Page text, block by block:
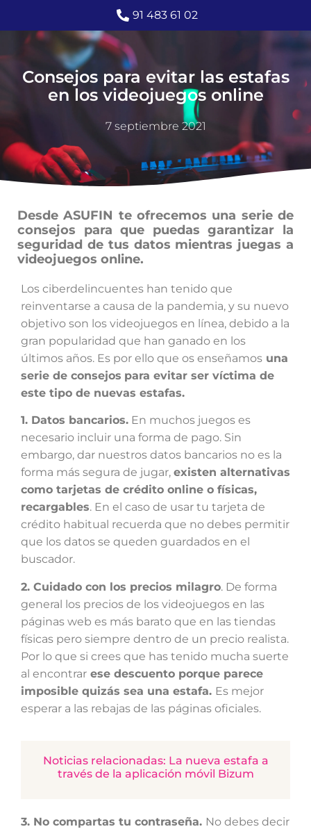
91 483 61 02
Consejos para evitar las estafas
en los videojuegos online
7 septiembre 2021
Desde ASUFIN te ofrecemos una serie de
consejos para que puedas garantizar la
seguridad de tus datos mientras juegas a
videojuegos online.
Los ciberdelincuentes han tenido que
reinventarse a causa de la pandemia, y su nuevo
objetivo son los videojuegos en línea, debido a la
gran popularidad que han ganado en los
últimos años. Es por ello que os enseñamos una
serie de consejos para evitar ser víctima de
este tipo de nuevas estafas.
1. Datos bancarios. En muchos juegos es
necesario incluir una forma de pago. Sin
embargo, dar nuestros datos bancarios no es la
forma más segura de jugar, existen alternativas
como tarjetas de crédito online o físicas,
recargables. En el caso de usar tu tarjeta de
crédito habitual recuerda que no debes permitir
que los datos se queden guardados en el
buscador.
2. Cuidado con los precios milagro. De forma
general los precios de los videojuegos en las
páginas web es más barato que en las tiendas
físicas pero siempre dentro de un precio realista.
Por lo que si crees que has tenido mucha suerte
al encontrar ese descuento porque parece
imposible quizás sea una estafa. Es mejor
esperar a las rebajas de las páginas oficiales.
Noticias relacionadas: La nueva estafa a
través de la aplicación móvil Bizum
3. No compartas tu contraseña. No debes decir